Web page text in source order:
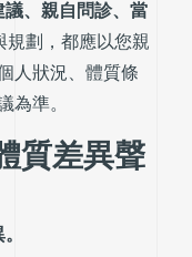
、親自問診、當
規劃，都應以您親
人狀況、體質條
為準。
質差異聲